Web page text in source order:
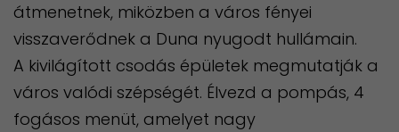
átmenetnek, miközben a város fényei
visszaverődnek a Duna nyugodt hullámain.
A kivilágított csodás épületek megmutatják a
város valódi szépségét. Élvezd a pompás, 4
fogásos menüt, amelyet nagy